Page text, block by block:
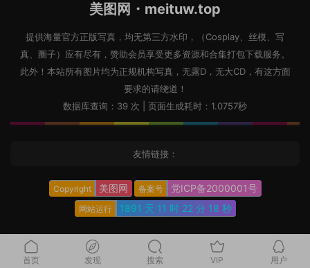
美图网・meituw.top
提供海量官方正版写真，均无第三方水印，（Cosplay、丝模、写
真、圈子）应有尽有，赞助会员享受更多资源和合集打包下载服务。
此外！本站所有图片均为正规机构写真，无露D，无大CD，有这方面
要求的请绕道！
数据库查询：39 次 | 页面生成耗时：1.0757秒
友情链接：
Copyright 美图网 备案号 党ICP备2000001号
网站运行 1891 天 11 时 22 分 19 秒
首页 发现 搜索 VIP 用户